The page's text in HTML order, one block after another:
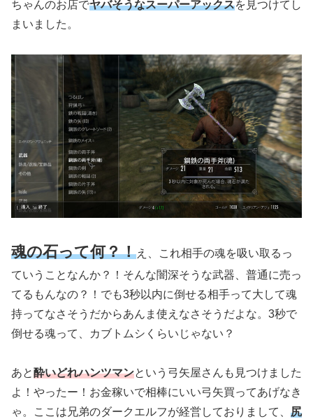
ちゃんのお店でヤバそうなスーパーアックスを見つけてし
まいました。
魂の石って何？！え、これ相手の魂を吸い取るっ
ていうことなんか？！そんな闇深そうな武器、普通に売っ
てるもんなの？！でも3秒以内に倒せる相手って大して魂
持ってなさそうだからあんま使えなさそうだよな。3秒で
倒せる魂って、カブトムシくらいじゃない？
あと酔いどれハンツマンという弓矢屋さんも見つけました
よ！やったー！お金稼いで相棒にいい弓矢買ってあげなき
ゃ。ここは兄弟のダークエルフが経営しておりまして、 尻